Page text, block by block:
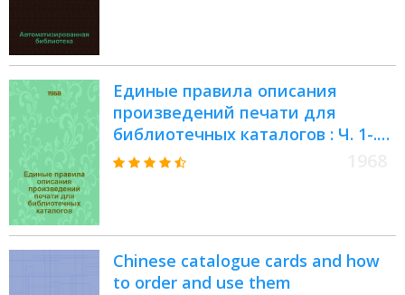
Единые правила описания
произведений печати для
библиотечных каталогов : Ч. 1-.
Ч. 7 : Описание звукозаписи и
Chinese catalogue cards and how
to order and use them